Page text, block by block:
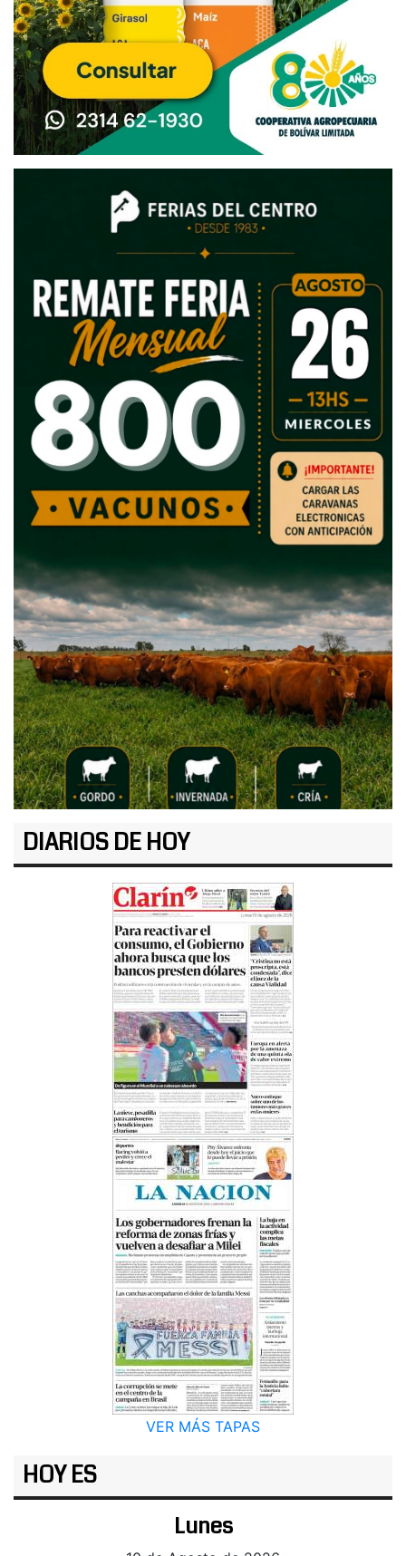
DIARIOS DE HOY
VER MÁS TAPAS
HOY ES
Lunes